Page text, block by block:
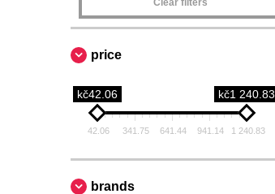
Clear filters
price
kč42.06 kč1 240.83
42.06 341.75 641.44 941.14 1 240.83
brands